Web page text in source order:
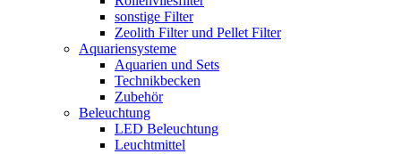
sonstige Filter
Zeolith Filter und Pellet Filter
Aquariensysteme
Aquarien und Sets
Technikbecken
Zubehör
Beleuchtung
LED Beleuchtung
Leuchtmittel